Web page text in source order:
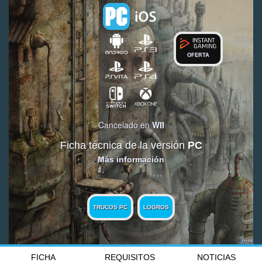
OFERTA
Cancelado enWII
Ficha técnica de la versiónPC
Más información
TRUCOS PC LOGROS
FICHA REQUISITOS
NOTICIAS